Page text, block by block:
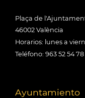
Plaça de l'Ajuntament
46002 València
Horarios: lunes a
Teléfono: 963 52 54 78
Ayuntamiento